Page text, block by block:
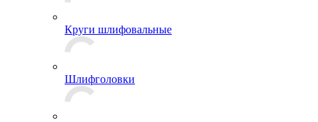
Круги шлифовальные
Шлифголовки